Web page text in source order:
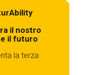
il nostro
il futuro
la terza